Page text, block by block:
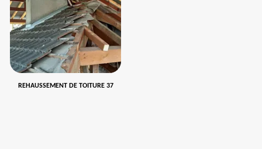
REHAUSSEMENT DE TOITURE 37